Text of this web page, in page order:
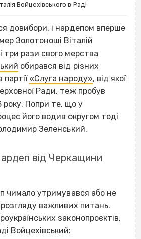
Войцехівського в Раді
довибори, і нардепом вперше
Золотоноші Віталій
три рази свого мерства
обирався від різних
партії «Слуга народу», від якої
Ради, теж пробув
року. Попри те, що у
його водив округом тоді
Зеленський.
від Черкащини
чимало утримувався або не
розгляду важливих питань.
законопроєктів,
Войцехівський: